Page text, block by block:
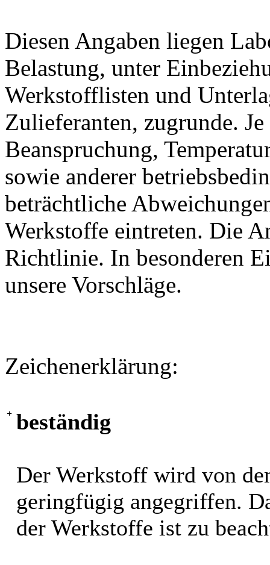
Diesen Angaben liegen
Belastung, unter
Werkstofflisten und
Zulieferanten, zugrunde.
Beanspruchung,
sowie anderer
beträchtliche
Werkstoffe eintreten. Die
Richtlinie. In besonderen
unsere Vorschläge.
Zeichenerklärung:
+ beständig
Der Werkstoff wird von
geringfügig angegriffen.
der Werkstoffe ist zu